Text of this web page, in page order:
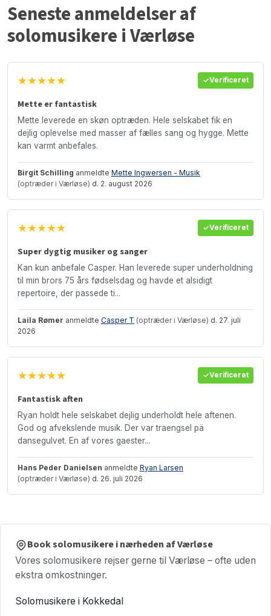
Seneste anmeldelser af
solomusikere i Værløse
★★★★★ Verificeret
Mette er fantastisk
Mette leverede en skøn optræden. Hele selskabet fik en
dejlig oplevelse med masser af fælles sang og hygge. Mette
kan varmt anbefales.
Birgit Schilling anmeldte Mette Ingwersen - Musik
(optræder i Værløse) d. 2. august 2026
★★★★★ Verificeret
Super dygtig musiker og sanger
Kan kun anbefale Casper. Han leverede super underholdning
til min brors 75 års fødselsdag og havde et alsidigt
repertoire, der passede ti...
Laila Rømer anmeldte Casper T (optræder i Værløse) d. 27. juli
2026
★★★★★ Verificeret
Fantastisk aften
Ryan holdt hele selskabet dejlig underholdt hele aftenen.
God og afvekslende musik. Der var traengsel pä
dansegulvet. En af vores gaester...
Hans Peder Danielsen anmeldte Ryan Larsen
(optræder i Værløse) d. 26. juli 2026
Book solomusikere i nærheden af Værløse
Vores solomusikere rejser gerne til Værløse – ofte uden
ekstra omkostninger.
Solomusikere i Kokkedal